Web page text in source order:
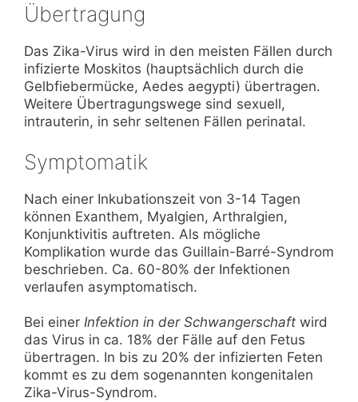
Übertragung
Das Zika-Virus wird in den meisten Fällen durch
infizierte Moskitos (hauptsächlich durch die
Gelbfiebermücke, Aedes aegypti) übertragen.
Weitere Übertragungswege sind sexuell,
intrauterin, in sehr seltenen Fällen perinatal.
Symptomatik
Nach einer Inkubationszeit von 3-14 Tagen
können Exanthem, Myalgien, Arthralgien,
Konjunktivitis auftreten. Als mögliche
Komplikation wurde das Guillain-Barré-Syndrom
beschrieben. Ca. 60-80% der Infektionen
verlaufen asymptomatisch.
Bei einer Infektion in der Schwangerschaft wird
das Virus in ca. 18% der Fälle auf den Fetus
übertragen. In bis zu 20% der infizierten Feten
kommt es zu dem sogenannten kongenitalen
Zika-Virus-Syndrom.